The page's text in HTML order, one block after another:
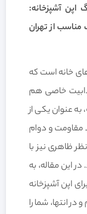
آشپزخانه:
از تهران
خانه است که
جذابیت خاصی هم
عنوان یکی از
مقاومت و دوام
ظاهری نیز با
این مقاله، به
اپن آشپزخانه
انتها، شما را